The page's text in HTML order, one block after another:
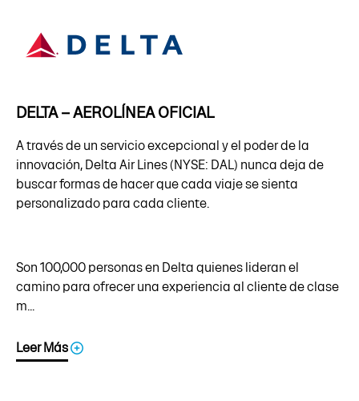
DELTA – AEROLÍNEA OFICIAL
A través de un servicio excepcional y el poder de la
innovación, Delta Air Lines (NYSE: DAL) nunca deja de
buscar formas de hacer que cada viaje se sienta
personalizado para cada cliente.
Son 100,000 personas en Delta quienes lideran el
camino para ofrecer una experiencia al cliente de clase
m...
Leer Más